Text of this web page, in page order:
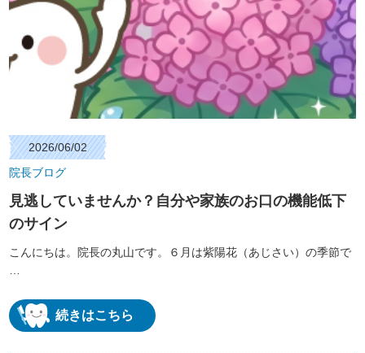
2026/06/02
院長ブログ
見逃していませんか？自分や家族のお口の機能低下
のサイン
こんにちは。院長の丸山です。６月は紫陽花（あじさい）の季節で
続きはこちら